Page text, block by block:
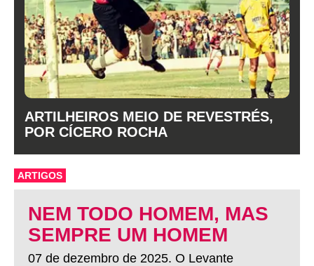
ARTILHEIROS MEIO DE REVESTRÉS,
POR CÍCERO ROCHA
ARTIGOS
NEM TODO HOMEM, MAS
SEMPRE UM HOMEM
07 de dezembro de 2025. O Levante